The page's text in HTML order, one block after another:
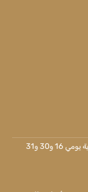
د. محمد مجدي النجار وفريق هيموكيور في الإسكندرية يومي 16 و30 و31